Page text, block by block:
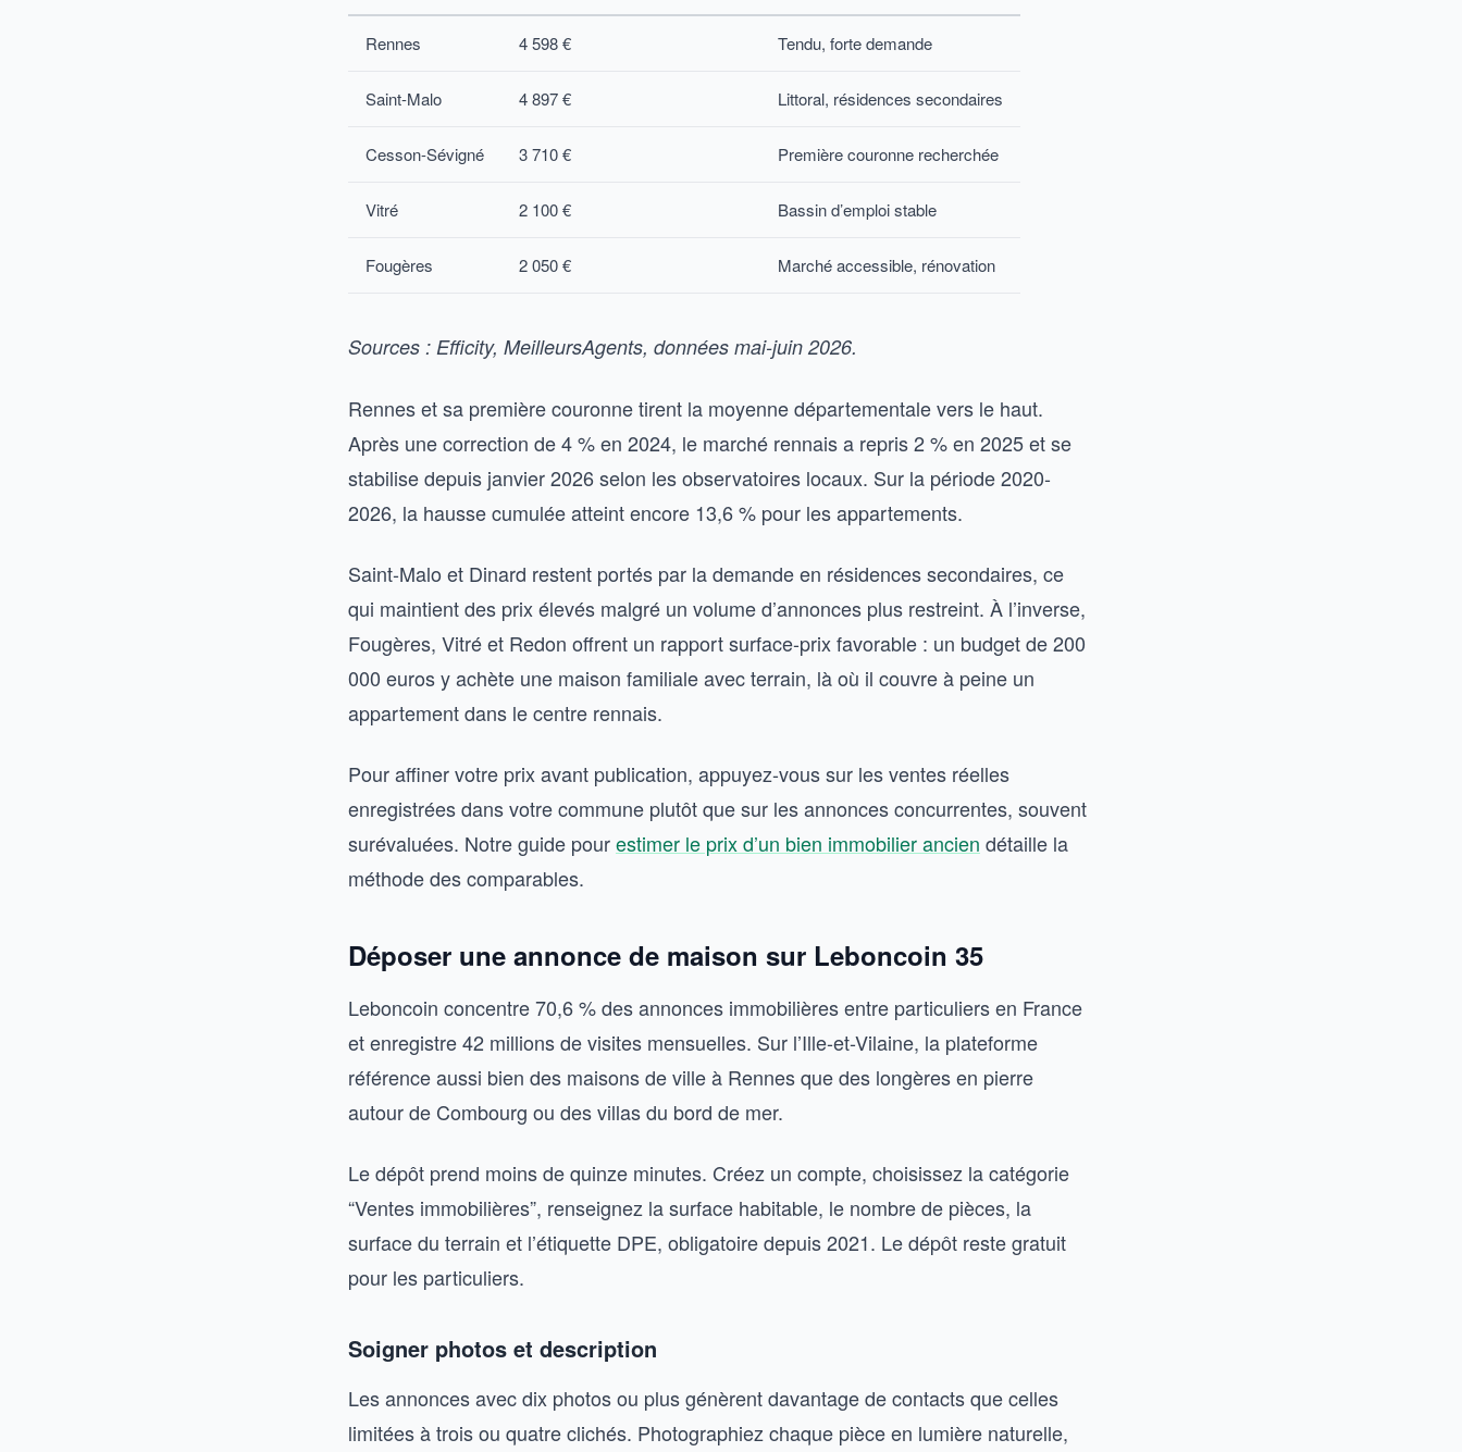
Rennes 4 598 € Tendu, forte demande
Saint-Malo 4 897 € Littoral, résidences secondaires
Cesson-Sévigné 3 710 € Première couronne recherchée
Vitré 2 100 € Bassin d’emploi stable
Fougères 2 050 € Marché accessible, rénovation
Sources : Efficity, MeilleursAgents, données mai-juin 2026.
Rennes et sa première couronne tirent la moyenne départementale vers le haut.
Après une correction de 4 % en 2024, le marché rennais a repris 2 % en 2025 et se
stabilise depuis janvier 2026 selon les observatoires locaux. Sur la période 2020-
2026, la hausse cumulée atteint encore 13,6 % pour les appartements.
Saint-Malo et Dinard restent portés par la demande en résidences secondaires, ce
qui maintient des prix élevés malgré un volume d’annonces plus restreint. À l’inverse,
Fougères, Vitré et Redon offrent un rapport surface-prix favorable : un budget de 200
000 euros y achète une maison familiale avec terrain, là où il couvre à peine un
appartement dans le centre rennais.
Pour affiner votre prix avant publication, appuyez-vous sur les ventes réelles
enregistrées dans votre commune plutôt que sur les annonces concurrentes, souvent
surévaluées. Notre guide pourestimer le prix d’un bien immobilier ancien détaille la
méthode des comparables.
Déposer une annonce de maison sur Leboncoin 35
Leboncoin concentre 70,6 % des annonces immobilières entre particuliers en France
et enregistre 42 millions de visites mensuelles. Sur l’Ille-et-Vilaine, la plateforme
référence aussi bien des maisons de ville à Rennes que des longères en pierre
autour de Combourg ou des villas du bord de mer.
Le dépôt prend moins de quinze minutes. Créez un compte, choisissez la catégorie
“Ventes immobilières”, renseignez la surface habitable, le nombre de pièces, la
surface du terrain et l’étiquette DPE, obligatoire depuis 2021. Le dépôt reste gratuit
pour les particuliers.
Soigner photos et description
Les annonces avec dix photos ou plus génèrent davantage de contacts que celles
limitées à trois ou quatre clichés. Photographiez chaque pièce en lumière naturelle,